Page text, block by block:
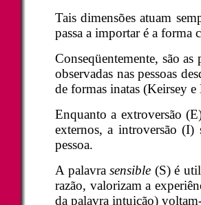
Tais dimensões atuam
passa a importar é a forma
Conseqüentemente, são as
observadas nas pessoas
de formas inatas (Keirsey
Enquanto a extroversão
externos, a introversão (I)
pessoa.
A palavrasensible (S) é
razão, valorizam a
da palavra intuição)